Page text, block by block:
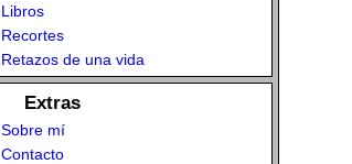
Libros
Recortes
Retazos de una vida
Extras
Sobre mí
Contacto